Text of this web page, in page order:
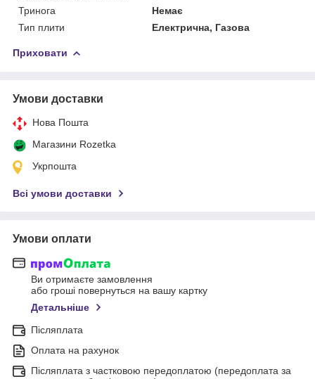
Тринога
Немає
Тип плити
Електрична, Газова
Приховати
Умови доставки
Нова Пошта
Магазини Rozetka
Укрпошта
Всі умови доставки
Умови оплати
Ви отримаєте замовлення
або гроші повернуться на вашу картку
Детальніше
Післяплата
Оплата на рахунок
Післяплата з частковою передоплатою (передоплата за